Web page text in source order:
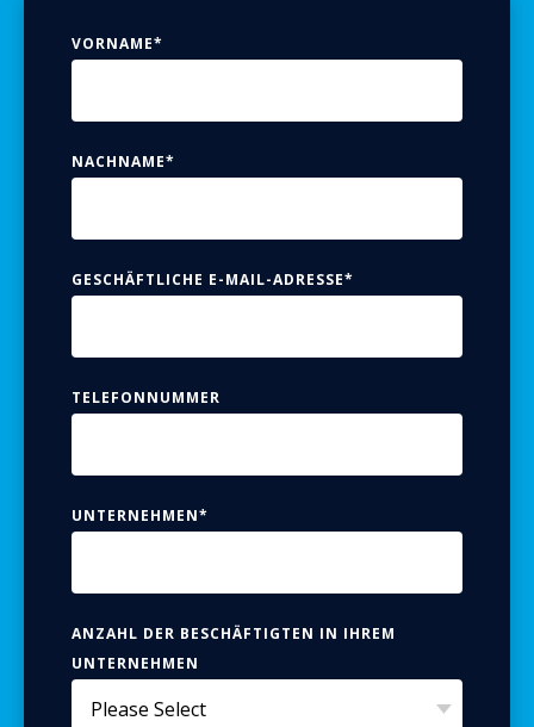
VORNAME*
NACHNAME*
GESCHÄFTLICHE E-MAIL-ADRESSE*
TELEFONNUMMER
UNTERNEHMEN*
ANZAHL DER BESCHÄFTIGTEN IN IHREM
UNTERNEHMEN